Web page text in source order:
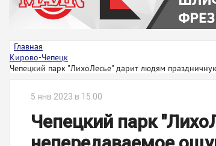
ЭКОЛОГИЯ
Главная
Кирово-Чепецк
Чепецкий парк "ЛихоЛесье" дарит людям
5 янв 2023 в 15:00
Чепецкий парк